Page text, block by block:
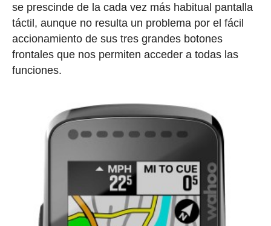
se prescinde de la cada vez más habitual pantalla
táctil, aunque no resulta un problema por el fácil
accionamiento de sus tres grandes botones
frontales que nos permiten acceder a todas las
funciones.